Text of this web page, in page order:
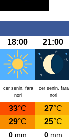
18:00 21:00
cer senin, fara
nori
cer senin, fara
nori
33°C 27°C
29°C 25°C
0mm 0mm